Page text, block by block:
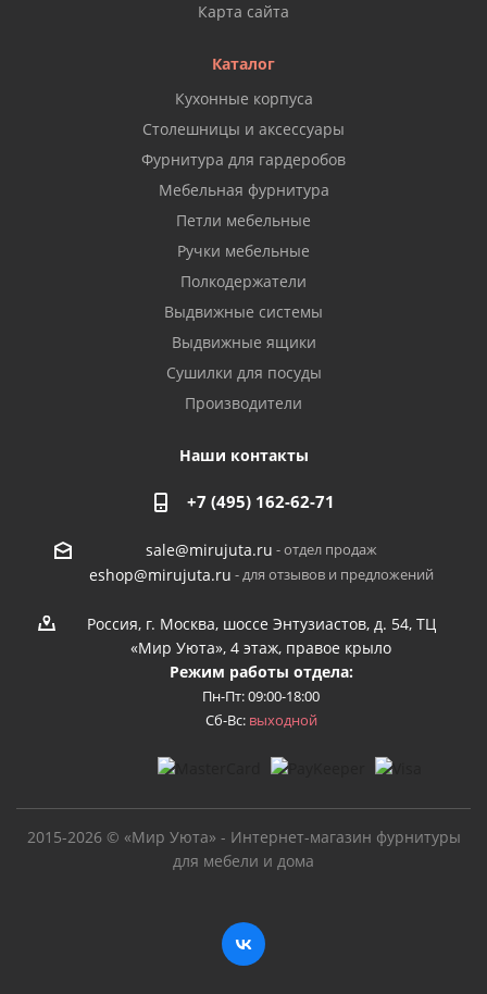
Карта сайта
Каталог
Кухонные корпуса
Столешницы и аксессуары
Фурнитура для гардеробов
Мебельная фурнитура
Петли мебельные
Ручки мебельные
Полкодержатели
Выдвижные системы
Выдвижные ящики
Сушилки для посуды
Производители
Наши контакты
+7 (495) 162-62-71
sale@mirujuta.ru - отдел продаж
eshop@mirujuta.ru - для отзывов и предложений
Россия, г. Москва, шоссе Энтузиастов, д. 54, ТЦ
«Мир Уюта», 4 этаж, правое крыло
Режим работы отдела:
Пн-Пт: 09:00-18:00
Сб-Вс: выходной
2015-2026 © «Мир Уюта» - Интернет-магазин фурнитуры
для мебели и дома